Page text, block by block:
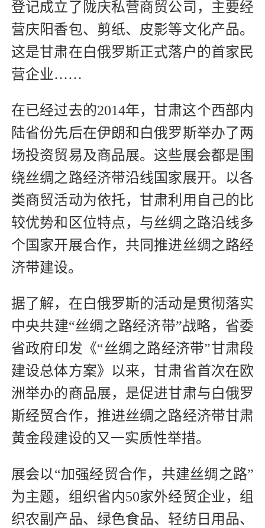
登记成立了陇庆私营商贸公司，主要经
营庆阳香包、剪纸、皮影等文化产品。
这是甘肃在白俄罗斯正式落户的首家民
营企业……
在已经过去的2014年，甘肃这个西部内
陆省份先后在伊朗和白俄罗斯举办了两
场投资贸易及商品展。这些展会都是围
绕丝绸之路经济带沿线国家展开。以各
类商贸活动为依托，甘肃利用自己的比
较优势和区位特点，与丝绸之路沿线多
个国家开展合作，共同推进丝绸之路经
济带建设。
据了解，在白俄罗斯的活动是贯彻落实
中央共建“丝绸之路经济带”战略，省委
省政府印发《“丝绸之路经济带”甘肃段
建设总体方案》以来，甘肃省首次在欧
洲举办的商品展，是促进甘肃与白俄罗
斯经贸合作，推进丝绸之路经济带甘肃
黄金段建设的又一实质性举措。
展会以“加强经贸合作，共建丝绸之路”
为主题，组织省内50家外经贸企业，组
织农副产品、绿色食品、轻纺日用品、